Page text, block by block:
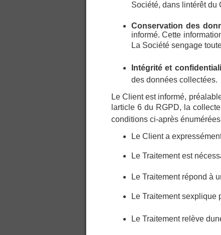
Société, dans lintérêt
Conservation des
informé. Cette
La Société sengage
Intégrité et
des données collectées.
Le Client est informé,
larticle 6 du RGPD, la
conditions ci-après énumérées
Le Client a
Le Traitement est
Le Traitement répond à
Le Traitement
Le Traitement relève